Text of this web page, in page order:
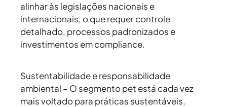
alinhar às legislações nacionais e
internacionais, o que requer controle
detalhado, processos padronizados e
investimentos em compliance.
Sustentabilidade e responsabilidade
ambiental – O segmento pet está cada vez
mais voltado para práticas sustentáveis,